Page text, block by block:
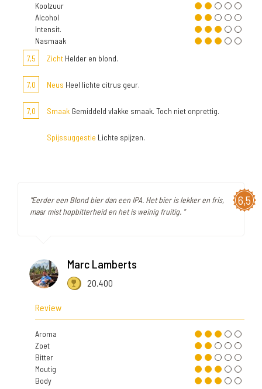
Koolzuur
Alcohol
Intensit.
Nasmaak
7,5
Zicht Helder en blond.
7,0 Neus Heel lichte citrus geur.
7,0 Smaak Gemiddeld vlakke smaak. Toch niet onprettig.
Spijssuggestie Lichte spijzen.
6,5
"Eerder een Blond bier dan een IPA. Het bier is lekker en fris,
maar mist hopbitterheid en het is weinig fruitig. "
Marc Lamberts
20.400
Review
Aroma
Zoet
Bitter
Moutig
Body